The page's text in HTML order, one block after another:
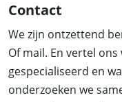
Contact
We zijn ontzettend
Of mail. En vertel
gespecialiseerd en
onderzoeken we